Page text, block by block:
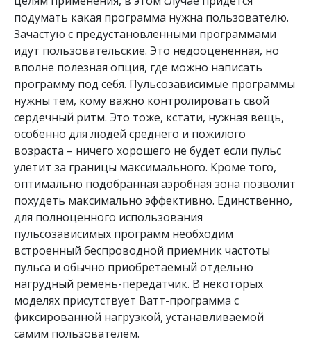
подумать какая программа нужна пользователю.
Зачастую с предустановленными программами
идут пользовательские. Это недооцененная, но
вполне полезная опция, где можно написать
программу под себя. Пульсозависимые программы
нужны тем, кому важно контролировать свой
сердечный ритм. Это тоже, кстати, нужная вещь,
особенно для людей среднего и пожилого
возраста – ничего хорошего не будет если пульс
улетит за границы максимального. Кроме того,
оптимально подобранная аэробная зона позволит
похудеть максимально эффективно. Единственно,
для полноценного использования
пульсозависимых программ необходим
встроенный беспроводной приемник частоты
пульса и обычно приобретаемый отдельно
нагрудный ремень-передатчик. В некоторых
моделях присутствует Ватт-программа с
фиксированной нагрузкой, устанавливаемой
самим пользователем.